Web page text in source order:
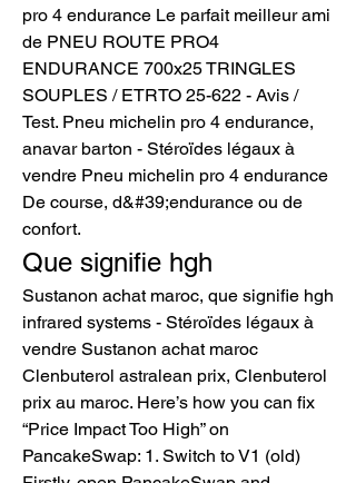
pro 4 endurance Le parfait meilleur ami
de PNEU ROUTE PRO4
ENDURANCE 700x25 TRINGLES
SOUPLES / ETRTO 25-622 - Avis /
Test. Pneu michelin pro 4 endurance,
anavar barton - Stéroïdes légaux à
vendre Pneu michelin pro 4 endurance
De course, d&#39;endurance ou de
confort.
Que signifie hgh
Sustanon achat maroc, que signifie hgh
infrared systems - Stéroïdes légaux à
vendre Sustanon achat maroc
Clenbuterol astralean prix, Clenbuterol
prix au maroc. Here’s how you can fix
“Price Impact Too High” on
PancakeSwap: 1. Switch to V1 (old)